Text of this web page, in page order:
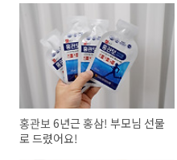
홍관보 6년근 홍삼! 부모님 선물
로 드렸어요!